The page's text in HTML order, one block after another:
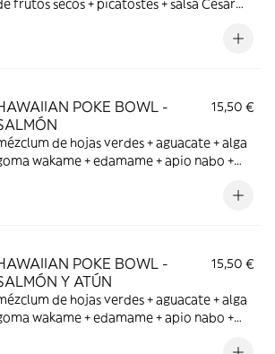
frutos secos + picatostes + salsa César
POKE BOWL -
15,50 €
de hojas verdes + aguacate + alga
wakame + edamame + apio nabo +
POKE BOWL -
Y ATÚN
15,50 €
de hojas verdes + aguacate + alga
wakame + edamame + apio nabo +